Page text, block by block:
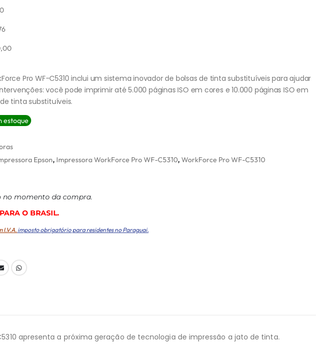
Pro WF-C5310 inclui um sistema inovador de bolsas de tinta substituíveis para ajudar
você pode imprimir até 5.000 páginas ISO em cores e 10.000 páginas ISO em
tinta substituíveis.
estoque
Epson, Impressora WorkForce Pro WF-C5310,WorkForce Pro WF-C5310
no momento da compra.
O BRASIL.
I.V.A. imposto obrigatório para residentes no Paraguai.
apresenta a próxima geração de tecnologia de impressão a jato de tinta.